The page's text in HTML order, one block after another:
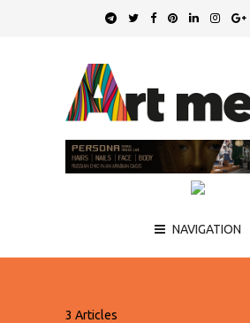
NAVIGATION
3 Articles